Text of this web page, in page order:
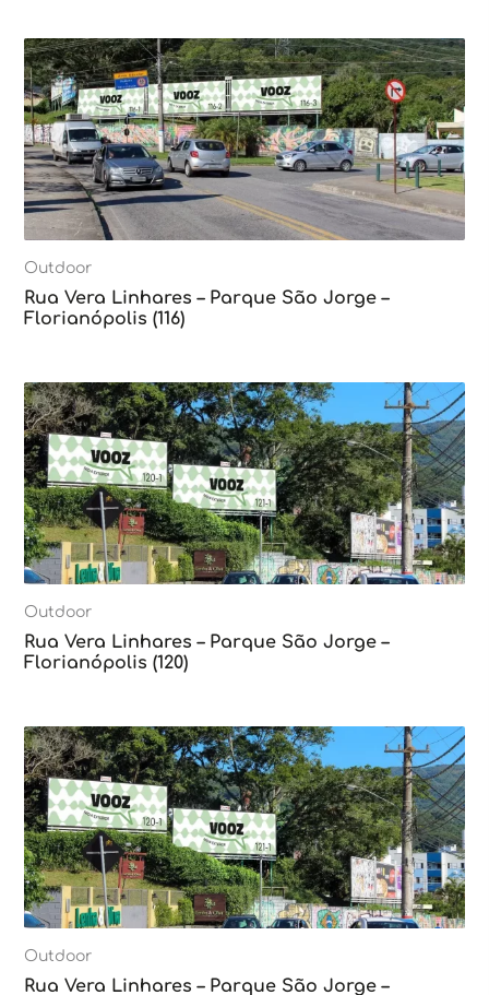
Outdoor
Rua Vera Linhares – Parque São Jorge –
Florianópolis (116)
Outdoor
Rua Vera Linhares – Parque São Jorge –
Florianópolis (120)
Outdoor
Rua Vera Linhares – Parque São Jorge –